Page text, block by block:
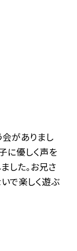
会がありまし
に優しく声を
した。お兄さ
で楽しく遊ぶ